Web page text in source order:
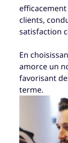
clients,
satisfaction
En
amorce un
favorisant
terme.